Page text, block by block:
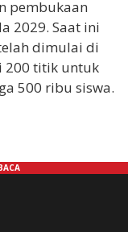
pembukaan
2029. Saat ini
dimulai di
200 titik untuk
500 ribu siswa.